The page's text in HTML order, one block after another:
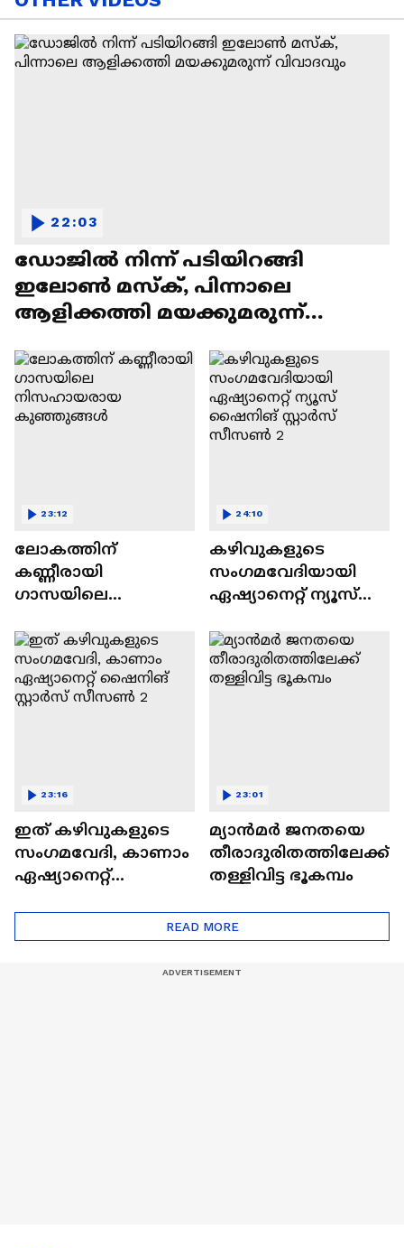
ഡോജിൽ നിന്ന് പടിയിറങ്ങി
ഇലോൺ മസ്ക്, പിന്നാലെ
ആളിക്കത്തി മയക്കുമരുന്ന്
22:03
ലോകത്തിന്
കണ്ണീരായി
ഗാസയിലെ
കുഞ്ഞുങ്ങൾ
23:12
കഴിവുകളുടെ
സംഗമവേദിയായി
ഏഷ്യാനെറ്റ് ന്യൂസ്
സീസൺ 2
24:10
ഇത് കഴിവുകളുടെ
സംഗമവേദി, കാണാം
ഏഷ്യാനെറ്റ്
23:16
മ്യാൻമർ ജനതയെ
തീരാദുരിതത്തിലേക്ക്
തള്ളിവിട്ട ഭൂകമ്പം
23:01
READ MORE